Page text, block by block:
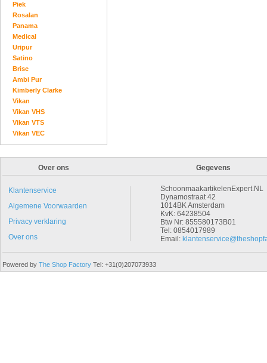
Piek
Rosalan
Panama
Medical
Uripur
Satino
Brise
Ambi Pur
Kimberly Clarke
Vikan
Vikan VHS
Vikan VTS
Vikan VEC
Over ons Gegevens
Klantenservice
Algemene Voorwaarden
Privacy verklaring
Over ons
SchoonmaakartikelenExpert.NL
Dynamostraat 42
1014BK Amsterdam
KvK: 64238504
Btw Nr: 855580173B01
Tel: 0854017989
Email:
Powered by The Shop Factory Tel: +31(0)207073933